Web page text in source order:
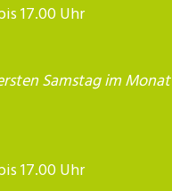
17.00 Uhr
Samstag im Monat
17.00 Uhr​​​​​​